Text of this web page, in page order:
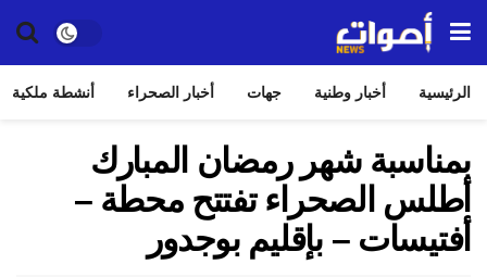
الرئيسية أخبار وطنية جهات أخبار الصحراء أنشطة ملكية
بمناسبة شهر رمضان المبارك
أطلس الصحراء تفتتح محطة –
أفتيسات – بإقليم بوجدور